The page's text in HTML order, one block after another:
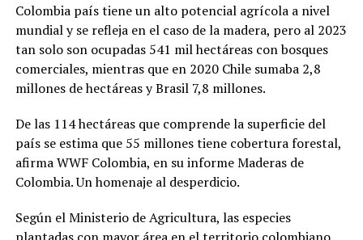
Colombia país tiene un alto potencial agrícola a nivel
mundial y se refleja en el caso de la madera, pero al 2023
tan solo son ocupadas 541 mil hectáreas con bosques
comerciales, mientras que en 2020 Chile sumaba 2,8
millones de hectáreas y Brasil 7,8 millones.
De las 114 hectáreas que comprende la superficie del
país se estima que 55 millones tiene cobertura forestal,
afirma WWF Colombia, en su informe Maderas de
Colombia. Un homenaje al desperdicio.
Según el Ministerio de Agricultura, las especies